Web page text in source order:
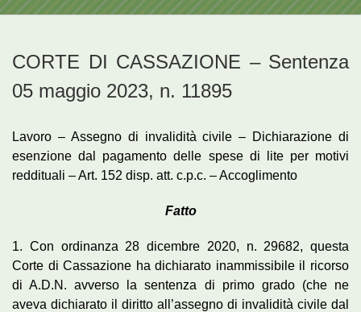
CORTE DI CASSAZIONE – Sentenza
05 maggio 2023, n. 11895
Lavoro – Assegno di invalidità civile – Dichiarazione di
esenzione dal pagamento delle spese di lite per motivi
reddituali – Art. 152 disp. att. c.p.c. – Accoglimento
Fatto
1. Con ordinanza 28 dicembre 2020, n. 29682, questa
Corte di Cassazione ha dichiarato inammissibile il ricorso
di A.D.N. avverso la sentenza di primo grado (che ne
aveva dichiarato il diritto all’assegno di invalidità civile dal